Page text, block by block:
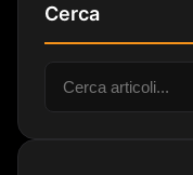
Cerca
Cerca: